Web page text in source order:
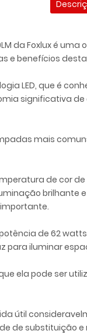
da Foxlux é
e benefícios
LED, que é
significativa
mais
de cor
brilhante
de 62
para iluminar
ela pode ser
útil
de substituição e